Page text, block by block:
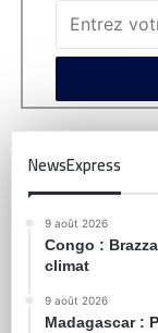
NewsExpress
9 août 2026
Congo :
climat
9 août 2026
Madagascar :